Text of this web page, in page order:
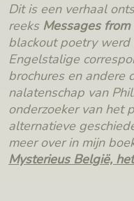
Dit is een verhaal
reeks Messages
blackout poetry
Engelstalige
brochures en andere
nalatenschap van
onderzoeker van het
alternatieve
meer over in mijn
Mysterieus België,